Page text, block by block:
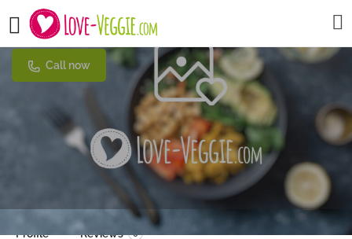
Projekt Schuldenberg
Call now
Profile Reviews 0